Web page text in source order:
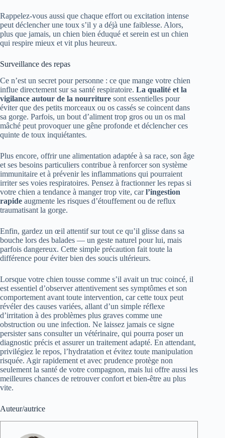
Rappelez-vous aussi que chaque effort ou excitation intense
peut déclencher une toux s’il y a déjà une faiblesse. Alors,
plus que jamais, un chien bien éduqué et serein est un chien
qui respire mieux et vit plus heureux.
Surveillance des repas
Ce n’est un secret pour personne : ce que mange votre chien
influe directement sur sa santé respiratoire. La qualité et la
vigilance autour de la nourriture sont essentielles pour
éviter que des petits morceaux ou os cassés se coincent dans
sa gorge. Parfois, un bout d’aliment trop gros ou un os mal
mâché peut provoquer une gêne profonde et déclencher ces
quinte de toux inquiétantes.
Plus encore, offrir une alimentation adaptée à sa race, son âge
et ses besoins particuliers contribue à renforcer son système
immunitaire et à prévenir les inflammations qui pourraient
irriter ses voies respiratoires. Pensez à fractionner les repas si
votre chien a tendance à manger trop vite, carl’ingestion
rapide augmente les risques d’étouffement ou de reflux
traumatisant la gorge.
Enfin, gardez un œil attentif sur tout ce qu’il glisse dans sa
bouche lors des balades — un geste naturel pour lui, mais
parfois dangereux. Cette simple précaution fait toute la
différence pour éviter bien des soucis ultérieurs.
Lorsque votre chien tousse comme s’il avait un truc coincé, il
est essentiel d’observer attentivement ses symptômes et son
comportement avant toute intervention, car cette toux peut
révéler des causes variées, allant d’un simple réflexe
d’irritation à des problèmes plus graves comme une
obstruction ou une infection. Ne laissez jamais ce signe
persister sans consulter un vétérinaire, qui pourra poser un
diagnostic précis et assurer un traitement adapté. En attendant,
privilégiez le repos, l’hydratation et évitez toute manipulation
risquée. Agir rapidement et avec prudence protège non
seulement la santé de votre compagnon, mais lui offre aussi les
meilleures chances de retrouver confort et bien-être au plus
vite.
Auteur/autrice